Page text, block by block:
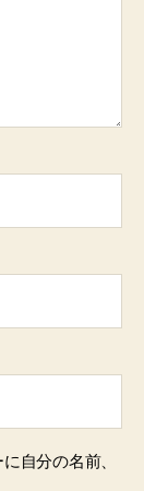
自分の名前、